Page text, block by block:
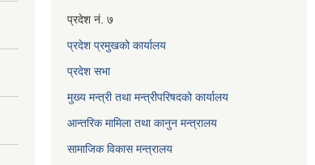
प्रदेश नं. ७
प्रदेश प्रमुखको कार्यालय
प्रदेश सभा
मुख्य मन्त्री तथा मन्त्रीपरिषदको कार्यालय
आन्तरिक मामिला तथा कानुन मन्त्रालय
सामाजिक विकास मन्त्रालय